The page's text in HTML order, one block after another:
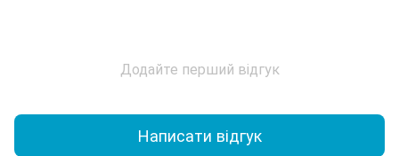
Додайте перший відгук
Написати відгук